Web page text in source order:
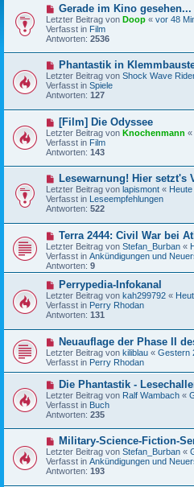
N
e
u
e
r
B
i
t
r
g
Gerade im Kino gesehen...
Letzter Beitrag von Doop « vor 48
Verfasst in Film
Antworten: 2536
N
e
u
e
r
B
e
i
t
r
g
Phantastik in
Letzter Beitrag von Shock Wave
Verfasst in Spiele
Antworten: 127
N
e
u
e
r
B
i
t
r
g
[Film] Die Odyssee
Letzter Beitrag von Knochenmann «
Verfasst in Film
Antworten: 143
N
e
u
e
B
e
i
t
r
a
g
Lesewarnung! Hier setzt's
Letzter Beitrag von lapismont «
Verfasst in Leseempfehlungen
Antworten: 522
N
e
u
e
r
B
e
i
t
r
a
g
Terra 2444: Civil War bei
Letzter Beitrag von Stefan_Burban «
Verfasst in Ankündigungen und
Antworten: 9
N
e
u
e
r
B
e
i
t
a
g
Perrypedia-Infokanal
Letzter Beitrag von kah299792 «
Verfasst in Perry Rhodan
Antworten: 131
N
e
u
e
B
e
i
t
r
a
g
Neuauflage der Phase II
Letzter Beitrag von kiliblau « Gestern
Verfasst in Perry Rhodan
N
e
u
e
r
B
i
t
r
Die Phantastik -
Letzter Beitrag von Ralf Wambach «
Verfasst in Buch
Antworten: 235
N
e
u
e
Military-Science-Fiction-
Letzter Beitrag von Stefan_Burban «
Verfasst in Ankündigungen und
Antworten: 193